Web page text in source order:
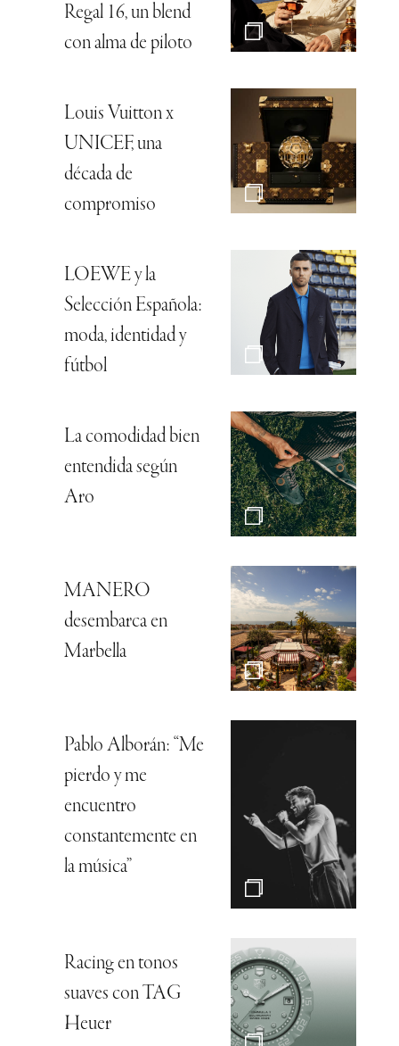
Regal 16, un blend
con alma de piloto
Louis Vuitton x
UNICEF, una
década de
compromiso
LOEWE y la
Selección Española:
moda, identidad y
fútbol
La comodidad bien
entendida según
Aro
MANERO
desembarca en
Marbella
Pablo Alborán: “Me
pierdo y me
encuentro
constantemente en
la música”
Racing en tonos
suaves con TAG
Heuer